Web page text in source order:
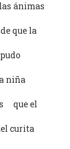
ánimas
que la
niña
que el
curita